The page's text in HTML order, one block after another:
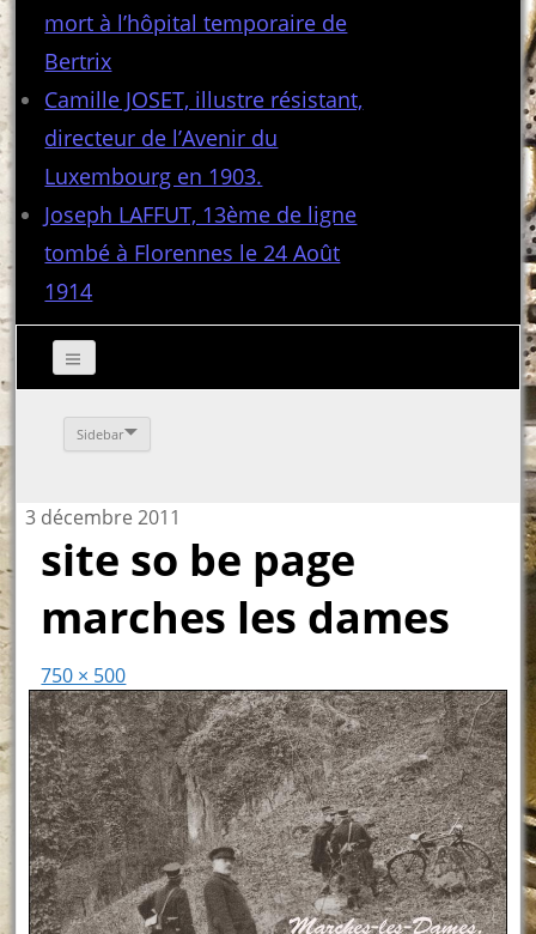
mort à l’hôpital temporaire de
Bertrix
Camille JOSET, illustre résistant,
directeur de l’Avenir du
Luxembourg en 1903.
Joseph LAFFUT, 13ème de ligne
tombé à Florennes le 24 Août
1914
Sidebar
3 décembre 2011
site so be page
marches les dames
750 × 500